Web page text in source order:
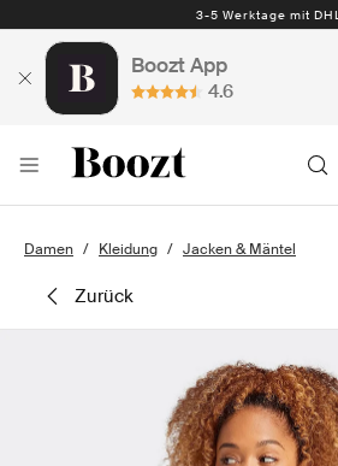
3-5 Werktage mit DHL
Boozt App
4.6
Damen Kleidung Jacken & Mäntel
zurück